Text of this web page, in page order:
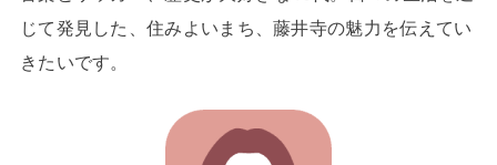
じて発見した、住みよいまち、藤井寺の魅力を伝えてい
きたいです。